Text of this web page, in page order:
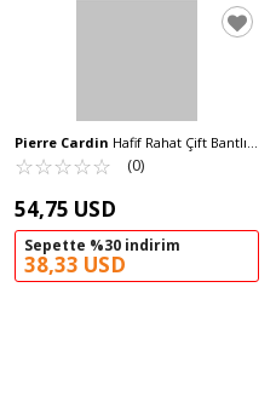
Pierre Cardin Hafif Rahat Çift Bantlı
Hafif Erkek Terlik PC-7923 M
☆☆☆☆☆
★★★★★ (0)
54,75 USD
Sepette %30 indirim
38,33 USD